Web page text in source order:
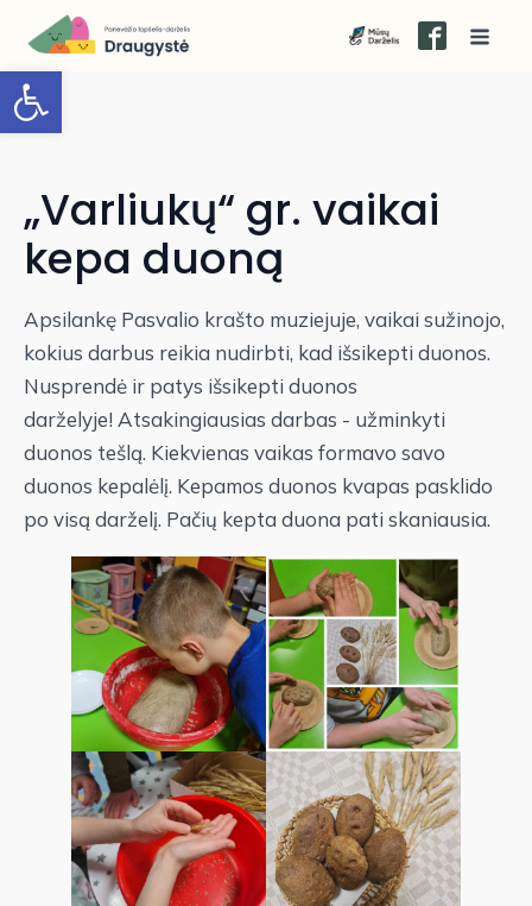
Open toolbar
„Varliukų“ gr. vaikai
kepa duoną
Apsilankę Pasvalio krašto muziejuje, vaikai sužinojo,
kokius darbus reikia nudirbti, kad išsikepti duonos.
Nusprendė ir patys išsikepti duonos
darželyje! Atsakingiausias darbas - užminkyti
duonos tešlą. Kiekvienas vaikas formavo savo
duonos kepalėlį. Kepamos duonos kvapas pasklido
po visą darželį. Pačių kepta duona pati skaniausia.